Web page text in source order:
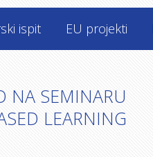
ispit EU projekti
NA SEMINARU
LEARNING